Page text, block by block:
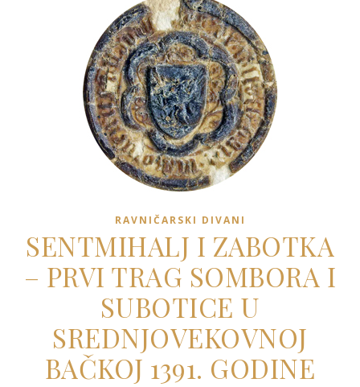
RAVNIČARSKI DIVANI
SENTMIHALJ I ZABOTKA
– PRVI TRAG SOMBORA I
SUBOTICE U
SREDNJOVEKOVNOJ
BAČKOJ 1391. GODINE